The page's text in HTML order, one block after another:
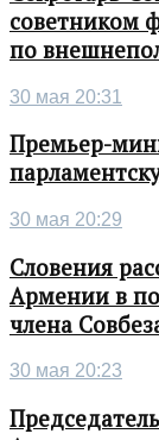
советником
по
30 мая 20:31
Премьер-
30 мая 20:29
Словения
Армении в
члена
30 мая 20:23